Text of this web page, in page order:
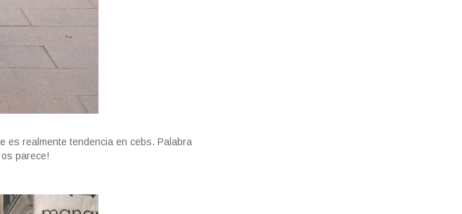
es realmente tendencia en cebs. Palabra
parece!